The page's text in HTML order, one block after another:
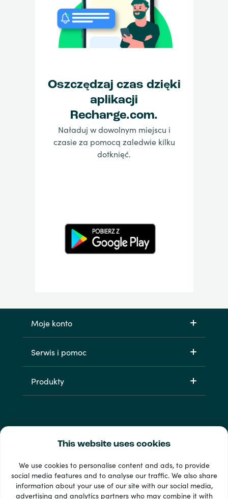
This website uses cookies
We use cookies to personalise content and ads, to provide
social media features and to analyse our traffic. We also share
information about your use of our site with our social media,
advertising and analytics partners who may combine it with
Oszczędzaj czas dzięki
aplikacji
Recharge.com.
Naładuj w dowolnym miejscu i
czasie za pomocą zaledwie kilku
dotknięć.
Moje konto
Serwis i pomoc
Produkty
Dostępne metody płatności: 33 +